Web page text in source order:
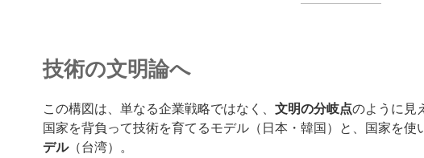
技術の文明論へ
この構図は、単なる企業戦略ではなく、 文明の分岐点のように見
国家を背負って技術を育てるモデル（日本・韓国）と、国家を使
デル（台湾）。